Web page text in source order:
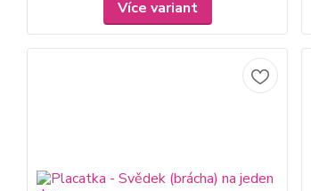
Více variant